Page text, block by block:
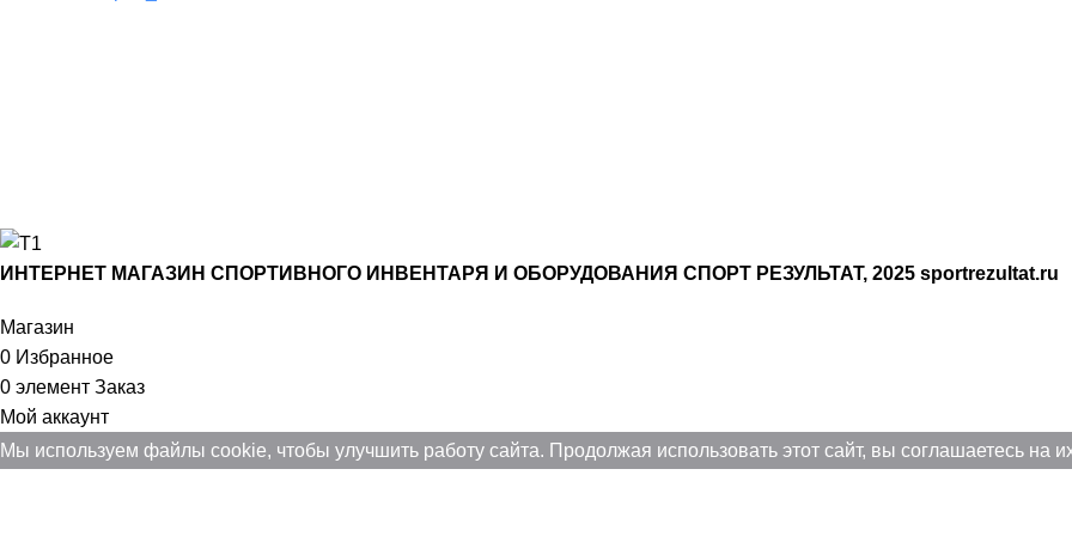
ИНТЕРНЕТ МАГАЗИН СПОРТИВНОГО ИНВЕНТАРЯ И ОБОРУДОВАНИЯ СПОРТ РЕЗУЛЬТАТ, 2025 sportrezultat.ru
Магазин
0 Избранное
0 элемент Заказ
Мой аккаунт
Мы используем файлы cookie, чтобы улучшить работу сайта. Продолжая использовать этот сайт, вы соглашаетесь на